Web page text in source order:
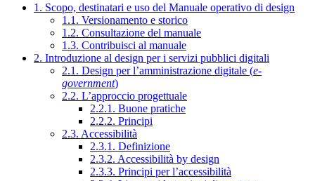
1. Scopo, destinatari e uso del Manuale operativo di design
1.1. Versionamento e storico
1.2. Consultazione del manuale
1.3. Contribuisci al manuale
2. Introduzione al design per i servizi pubblici digitali
2.1. Design per l’amministrazione digitale (e-
government)
2.2. L’approccio progettuale
2.2.1. Buone pratiche
2.2.2. Principi
2.3. Accessibilità
2.3.1. Definizione
2.3.2. Accessibilità by design
2.3.3. Principi per l’accessibilità